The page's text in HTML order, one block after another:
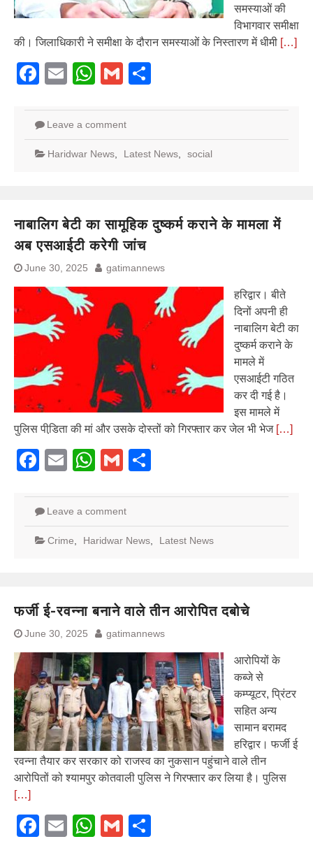
समस्याओं की
विभागवार समीक्षा
की। जिलाधिकारी ने समीक्षा के दौरान समस्याओं के निस्तारण में धीमी […]
Facebook
EmailWhatsApp
Gmail
Leave a comment
Haridwar News Latest News social
नाबालिग बेटी का सामूहिक दुष्कर्म कराने के मामला में
अब एसआईटी करेगी जांच
June 30, 2025 gatimannews
हरिद्वार। बीते
दिनों अपनी ही
नाबालिग बेटी का
दुष्कर्म कराने के
मामले में
एसआईटी गठित
कर दी गई है।
इस मामले में
पुलिस पीडि़ता की मां और उसके दोस्तों को गिरफ्तार कर जेल भी भेज […]
Facebook
EmailWhatsApp
Gmail
Leave a comment
Crime Haridwar News Latest News
फर्जी ई-रवन्ना बनाने वाले तीन आरोपित दबोचे
June 30, 2025 gatimannews
आरोपियों के
कब्जे से
कम्प्यूटर, प्रिंटर
सहित अन्य
सामान बरामद
हरिद्वार। फर्जी ई
रवन्ना तैयार कर सरकार को राजस्व का नुकसान पहुंचाने वाले तीन
आरोपितों को श्यामपुर कोतवाली पुलिस ने गिरफ्तार कर लिया है। पुलिस
[…]
Facebook
EmailWhatsApp
Gmail